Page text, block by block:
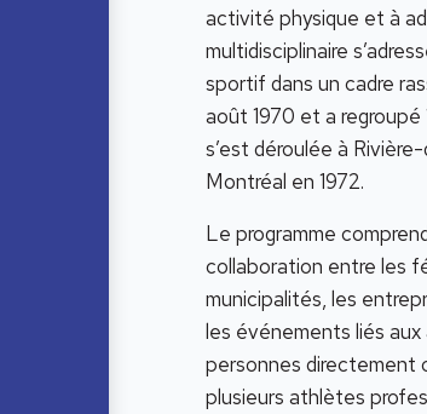
activité physique et à
multidisciplinaire
sportif dans un cadre
août 1970 et a regroupé
s’est déroulée à
Montréal en 1972.
Le programme
collaboration entre les
municipalités, les
les événements liés
personnes directement
plusieurs athlètes